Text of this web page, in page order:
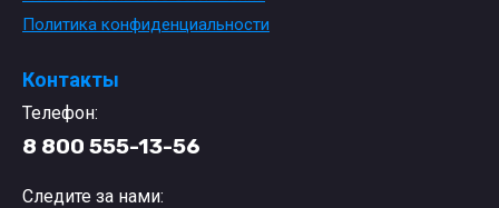
Политика конфиденциальности
Контакты
Телефон:
8 800 555-13-56
Следите за нами: